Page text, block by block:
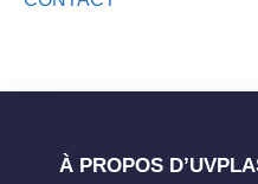
À PROPOS